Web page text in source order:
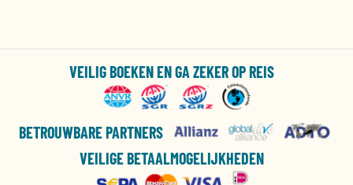
VEILIG BOEKEN EN GA ZEKER OP REIS
BETROUWBARE PARTNERS
VEILIGE BETAALMOGELIJKHEDEN